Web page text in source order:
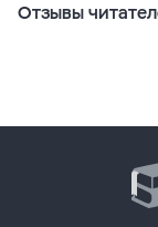
Отзывы